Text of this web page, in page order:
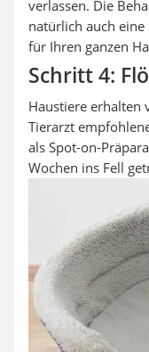
verlassen. Die
natürlich auch
für Ihren ganzen
Schritt 4:
Haustiere erhalten
Tierarzt
als Spot-on-
Wochen ins Fell